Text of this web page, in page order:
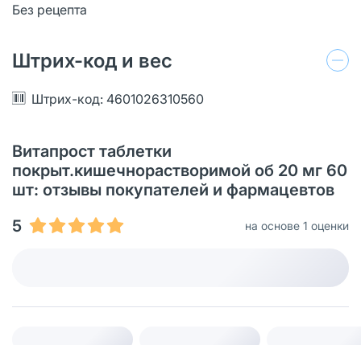
Без рецепта
Штрих-код и вес
Штрих-код: 4601026310560
Витапрост таблетки
покрыт.кишечнорастворимой об 20 мг 60
шт: отзывы покупателей и фармацевтов
5
на основе 1 оценки